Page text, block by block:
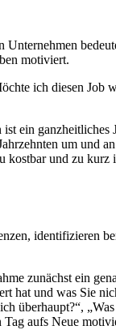
motiviert.
ich diesen
ein
um und
und zu
identifizieren
zunächst ein
und was Sie
überhaupt?“,
aufs Neue